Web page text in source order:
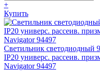
+
Купить
Светильник светодиодный
IP20 универс. рассеив.
Navigator 94497